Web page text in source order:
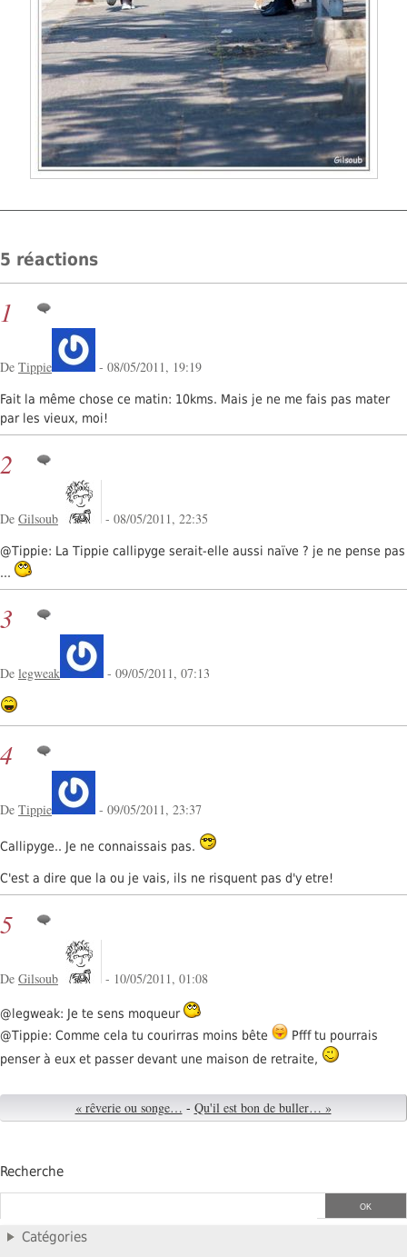
5 réactions
1
De Tippie - 08/05/2011, 19:19
Fait la même chose ce matin: 10kms. Mais je ne me fais pas mater
par les vieux, moi!
2
De Gilsoub - 08/05/2011, 22:35
@Tippie: La Tippie callipyge serait-elle aussi naïve ? je ne pense pas
...
3
De legweak - 09/05/2011, 07:13
4
De Tippie - 09/05/2011, 23:37
Callipyge.. Je ne connaissais pas.
C'est a dire que la ou je vais, ils ne risquent pas d'y etre!
5
De Gilsoub - 10/05/2011, 01:08
@legweak: Je te sens moqueur
@Tippie: Comme cela tu courirras moins bête
Pfff tu pourrais
penser à eux et passer devant une maison de retraite,
« rêverie ou songe… - Qu'il est bon de buller… »
Recherche
Catégories